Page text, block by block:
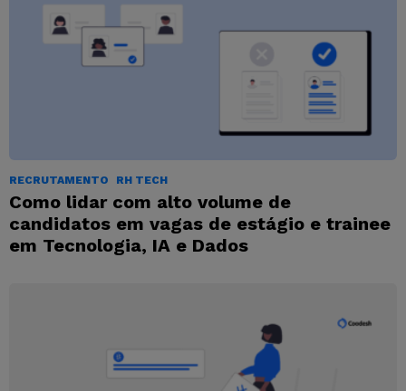
RECRUTAMENTO RH TECH
Como lidar com alto volume de
candidatos em vagas de estágio e trainee
em Tecnologia, IA e Dados